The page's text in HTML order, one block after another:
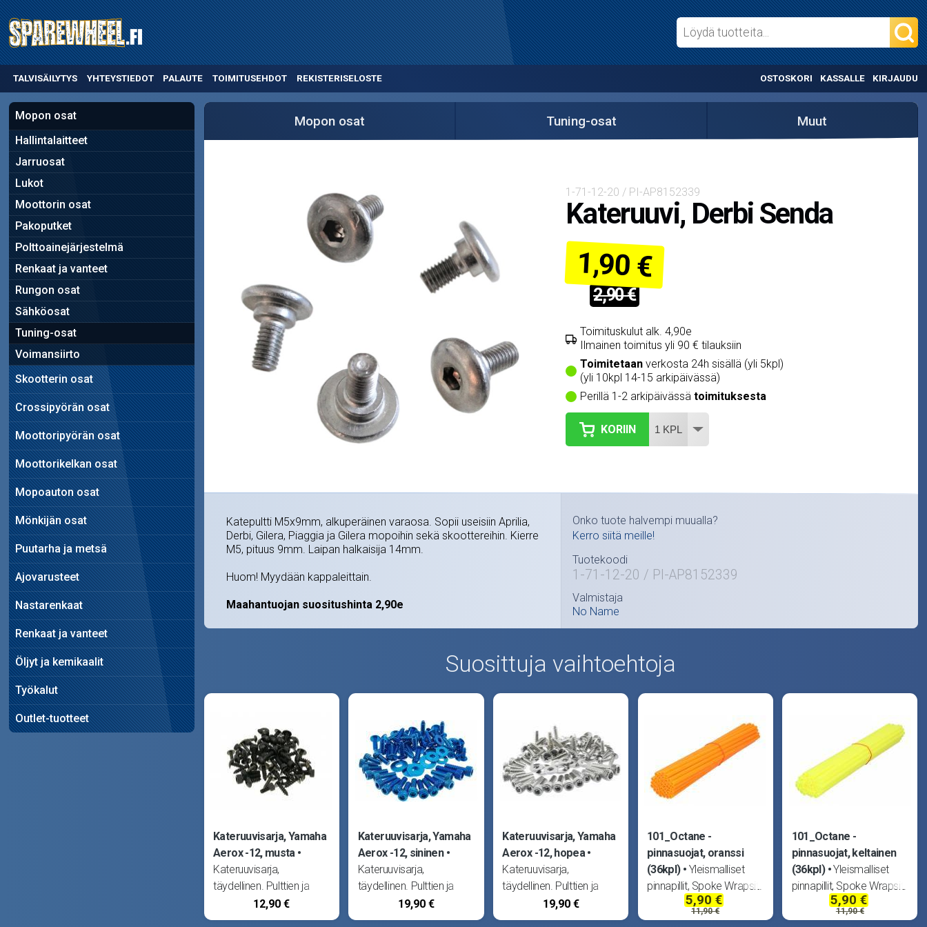
TALVISÄILYTYS YHTEYSTIEDOT PALAUTE TOIMITUSEHDOT REKISTERISELOSTE OSTOSKORI KASSALLE KIRJAUDU
Mopon osat
Hallintalaitteet
Jarruosat
Lukot
Moottorin osat
Pakoputket
Polttoainejärjestelmä
Renkaat ja vanteet
Rungon osat
Sähköosat
Tuning-osat
Voimansiirto
Skootterin osat
Crossipyörän osat
Moottoripyörän osat
Moottorikelkan osat
Mopoauton osat
Mönkijän osat
Puutarha ja metsä
Ajovarusteet
Nastarenkaat
Renkaat ja vanteet
Öljyt ja kemikaalit
Työkalut
Outlet-tuotteet
Mopon osat Tuning-osat Muut
1-71-12-20 / PI-AP8152339
Kateruuvi, Derbi Senda
1,90 €
2,90 €
Toimituskulut alk. 4,90e
Ilmainen toimitus yli 90 € tilauksiin
Toimitetaanverkosta 24h sisällä (yli 5kpl)
(yli 10kpl 14-15 arkipäivässä)
Perillä 1-2 arkipäivässä toimituksesta
KORIIN
Katepultti M5x9mm, alkuperäinen varaosa. Sopii useisiin Aprilia,
Derbi, Gilera, Piaggia ja Gilera mopoihin sekä skoottereihin. Kierre
M5, pituus 9mm. Laipan halkaisija 14mm.
Huom! Myydään kappaleittain.
Maahantuojan suositushinta 2,90e
Onko tuote halvempi muualla?
Kerro siitä meille!
Tuotekoodi
1-71-12-20 / PI-AP8152339
Valmistaja
No Name
Suosittuja vaihtoehtoja
Kateruuvisarja, Yamaha
Aerox -12, musta
Kateruuvisarja,
täydellinen. Pulttien ja
ruuvien vastakappaleet
(katemutterit) myydään
12,90 €
Kateruuvisarja, Yamaha
Aerox -12, sininen
Kateruuvisarja,
täydellinen. Pulttien ja
ruuvien vastakappaleet
(katemutterit) myydään
19,90 €
Kateruuvisarja, Yamaha
Aerox -12, hopea
Kateruuvisarja,
täydellinen. Pulttien ja
ruuvien vastakappaleet
(katemutterit) myydään
19,90 €
101_Octane -
pinnasuojat, oranssi
(36kpl)
Yleismalliset
pinnapillit, Spoke Wrapsit.
Pituus 250mm.
5,90 €
11,90 €
101_Octane -
pinnasuojat, keltainen
(36kpl)
Yleismalliset
pinnapillit, Spoke Wrapsit.
Pituus 250mm.
5,90 €
11,90 €